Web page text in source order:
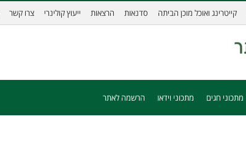
קייטרינג ואוכל מוכן הביתה סדנאות הרצאות ייעוץ קולינרי צרו קשר
מתכוני חגים מתכוני וידאו הרשמה לאתר